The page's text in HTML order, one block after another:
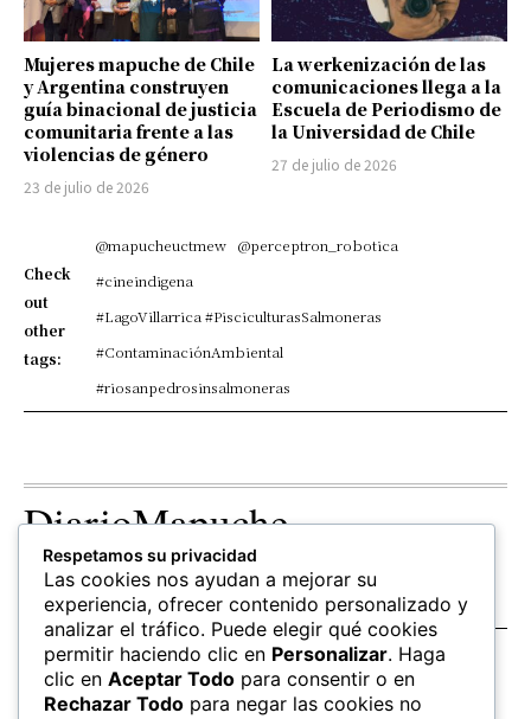
Mujeres mapuche de Chile
y Argentina construyen
guía binacional de justicia
comunitaria frente a las
violencias de género
23 de julio de 2026
La werkenización de las
comunicaciones llega a la
Escuela de Periodismo de
la Universidad de Chile
27 de julio de 2026
Check
out
other
tags:
@mapucheuctmew @perceptron_robotica
#cineindigena
#LagoVillarrica #PisciculturasSalmoneras
#ContaminaciónAmbiental
#riosanpedrosinsalmoneras
DiarioMapuche
TERRITORIO CULTURA
Patrimonio
OPINION
Columnistas
SALUD
hierbas
EDUCACIÓN
Mapudungun
Estudiantes
FOLLOW US
Respetamos su privacidad
Las cookies nos ayudan a mejorar su
experiencia, ofrecer contenido personalizado y
analizar el tráfico. Puede elegir qué cookies
permitir haciendo clic en Personalizar. Haga
clic en Aceptar Todo para consentir o en
Rechazar Todo para negar las cookies no